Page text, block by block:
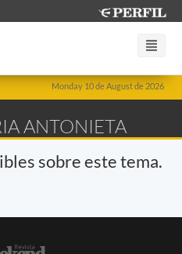
Monday 10 de August de 2026
ANTONIETA
sobre este tema.